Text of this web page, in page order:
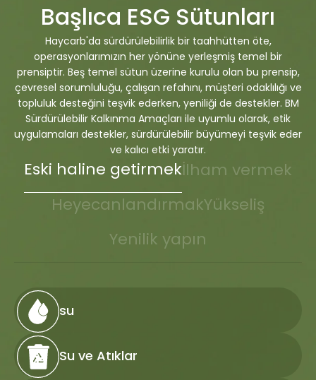
Başlıca ESG Sütunları
Haycarb'da sürdürülebilirlik bir taahhütten öte,
operasyonlarımızın her yönüne yerleşmiş temel bir
prensiptir. Beş temel sütun üzerine kurulu olan bu prensip,
çevresel sorumluluğu, çalışan refahını, müşteri odaklılığı ve
topluluk desteğini teşvik ederken, yeniliği de destekler. BM
Sürdürülebilir Kalkınma Amaçları ile uyumlu olarak, etik
uygulamaları destekler, sürdürülebilir büyümeyi teşvik eder
ve kalıcı etki yaratır.
Eski haline getirmekİlham vermek
HeyecanlandırmakYükseliş
Yenilik yapın
su
Su ve Atıklar